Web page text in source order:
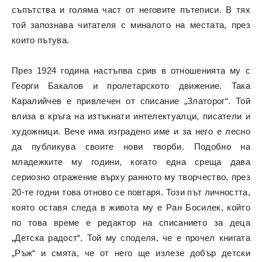
съпътства и голяма част от неговите пътеписи. В тях
той запознава читателя с миналото на местата, през
които пътува.
През 1924 година настъпва срив в отношенията му с
Георги Бакалов и пролетарското движение. Така
Каралийчев е привлечен от списание „Златорог“. Той
влиза в кръга на изтъкнати интелектуалци, писатели и
художници. Вече има изградено име и за него е лесно
да публикува своите нови творби. Подобно на
младежките му години, когато една среща дава
сериозно отражение върху ранното му творчество, през
20-те годни това отново се повтаря. Този път личността,
която оставя следа в живота му е Ран Босилек, който
по това време е редактор на списанието за деца
„Детска радост“. Той му споделя, че е прочел книгата
„Ръж“ и смята, че от него ще излезе добър детски